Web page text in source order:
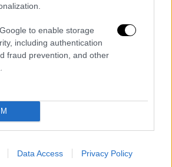
to enable storage
including authentication
fraud prevention, and other
Data Access Privacy Policy
16:55